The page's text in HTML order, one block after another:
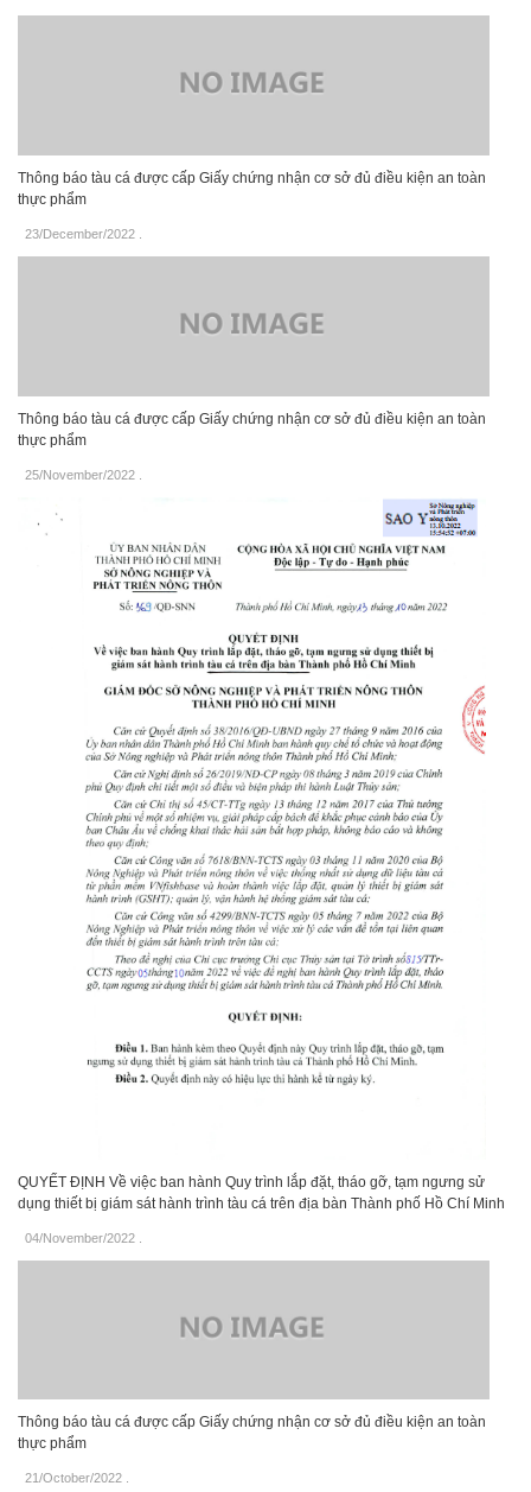
Thông báo tàu cá được cấp Giấy chứng nhận cơ sở đủ điều kiện an toàn
thực phẩm
23/December/2022
Thông báo tàu cá được cấp Giấy chứng nhận cơ sở đủ điều kiện an toàn
thực phẩm
25/November/2022
QUYẾT ĐỊNH Về việc ban hành Quy trình lắp đặt, tháo gỡ, tạm ngưng sử
dụng thiết bị giám sát hành trình tàu cá trên địa bàn Thành phố Hồ Chí Minh
04/November/2022
Thông báo tàu cá được cấp Giấy chứng nhận cơ sở đủ điều kiện an toàn
thực phẩm
21/October/2022 .